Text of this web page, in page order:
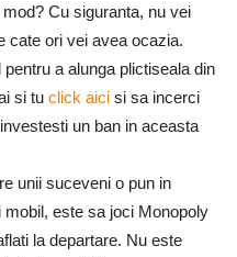
Cu siguranta, nu vei
cate ori vei avea ocazia.
a alunga plictiseala din
si tu click aici si sa incerci
un ban in aceasta
unii suceveni o pun in
este sa joci Monopoly
la departare. Nu este